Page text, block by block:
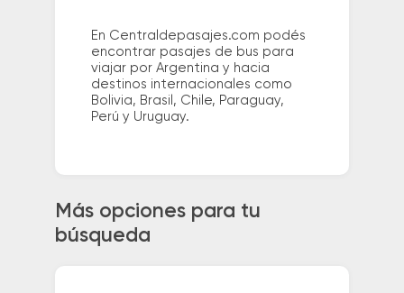
En Centraldepasajes.com podés
encontrar pasajes de bus para
viajar por Argentina y hacia
destinos internacionales como
Bolivia, Brasil, Chile, Paraguay,
Perú y Uruguay.
Más opciones para tu
búsqueda